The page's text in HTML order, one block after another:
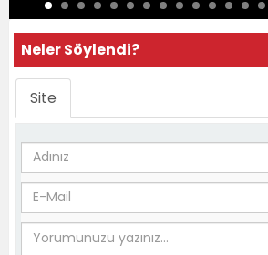
Neler Söylendi?
Site